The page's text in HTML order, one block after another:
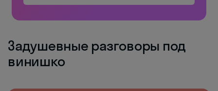
Задушевные разговоры под
винишко